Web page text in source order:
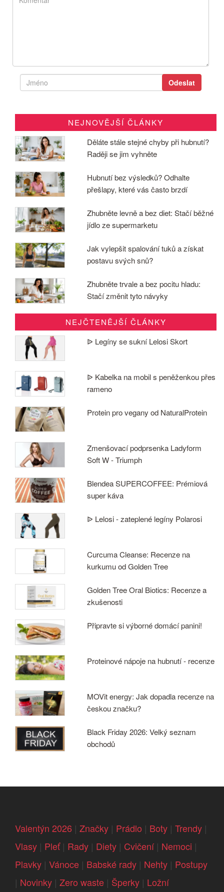
NEJNOVĚJŠÍ ČLÁNKY
Děláte stále stejné chyby při hubnutí?
Raději se jim vyhněte
Hubnutí bez výsledků? Odhalte
přešlapy, které vás často brzdí
Zhubněte levně a bez diet: Stačí běžné
jídlo ze supermarketu
Jak vylepšit spalování tuků a získat
postavu svých snů?
Zhubněte trvale a bez pocitu hladu:
Stačí změnit tyto návyky
NEJČTENĚJŠÍ ČLÁNKY
ᐉ Legíny se sukní Lelosi Skort
ᐉ Kabelka na mobil s peněženkou přes
rameno
Protein pro vegany od NaturalProtein
Zmenšovací podprsenka Ladyform
Soft W - Triumph
Blendea SUPERCOFFEE: Prémiová
super káva
ᐉ Lelosi - zateplené legíny Polarosi
Curcuma Cleanse: Recenze na
kurkumu od Golden Tree
Golden Tree Oral Biotics: Recenze a
zkušenosti
Připravte si výborné domácí panini!
Proteinové nápoje na hubnutí - recenze
MOVit energy: Jak dopadla recenze na
českou značku?
Black Friday 2026: Velký seznam
obchodů
Valentýn 2026 | Značky | Prádlo | Boty | Trendy |
Vlasy | Pleť| Rady | Diety | Cvičení| Nemoci |
Plavky | Vánoce | Babské rady | Nehty | Postupy
| Novinky | Zero waste | Šperky | Ložní